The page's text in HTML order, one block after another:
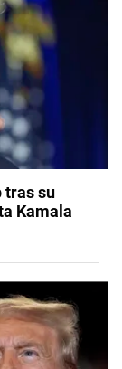
tras su
Kamala